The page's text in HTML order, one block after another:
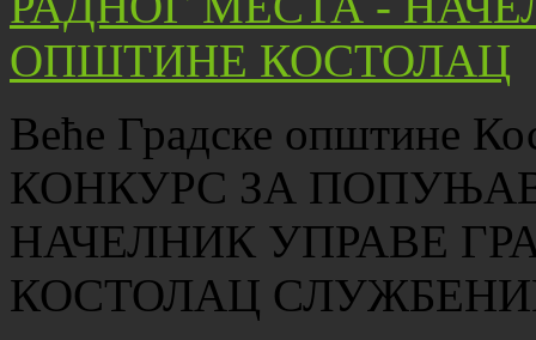
Веће Градске општине
КОНКУРС ЗА
НАЧЕЛНИК УПРАВЕ
КОСТОЛАЦ